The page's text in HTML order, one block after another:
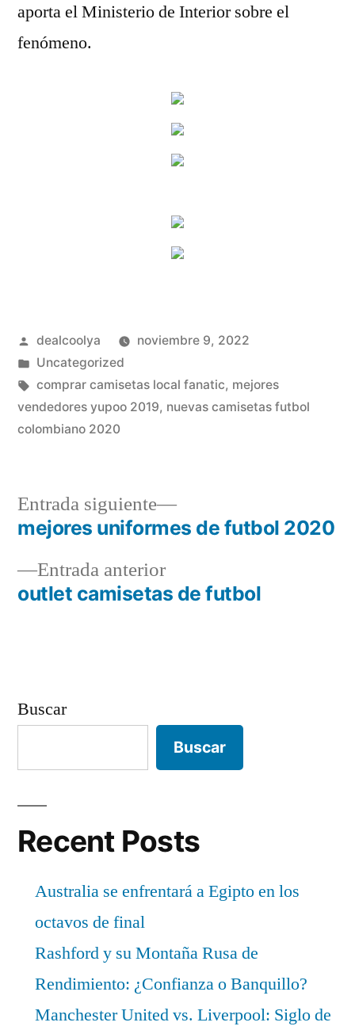
aporta el Ministerio de Interior sobre el
fenómeno.
Publicado
por
dealcoolya
noviembre 9, 2022
Publicado
en
Uncategorized
Etiquetas:
comprar camisetas local fanatic, mejores
vendedores yupoo 2019, nuevas camisetas futbol
colombiano 2020
Navegación
deEntrada anteriorEntrada
anterior:
outlet camisetas de futbol
Entrada siguiente
Entrada
siguiente:
mejores uniformes de futbol 2020
Buscar
Buscar
Recent Posts
Australia se enfrentará a Egipto en los
octavos de final
Rashford y su Montaña Rusa de
Rendimiento: ¿Confianza o Banquillo?
Manchester United vs. Liverpool: Siglo de